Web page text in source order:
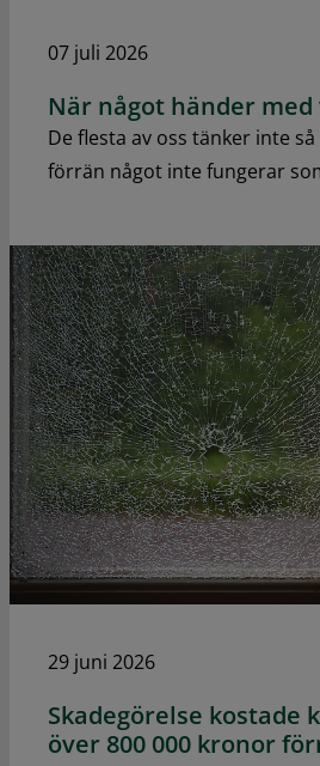
07 juli 2026
När något händer
De flesta av oss tänker inte
förrän något inte fungerar
29 juni 2026
Skadegörelse kostade
över 800 000 kronor